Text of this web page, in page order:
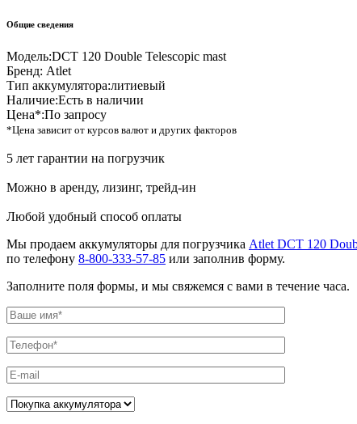
Общие сведения
Модель:DCT 120 Double Telescopic mast
Бренд: Atlet
Тип аккумулятора:литиевый
Наличие:Есть в наличии
Цена*:По запросу
*Цена зависит от курсов валют и других факторов
5 лет гарантии на погрузчик
Можно в аренду, лизинг, трейд-ин
Любой удобный способ оплаты
Мы продаем аккумуляторы для погрузчика Atlet DCT 120
по телефону 8-800-333-57-85 или заполнив форму.
Заполните поля формы, и мы свяжемся с вами в течение часа.